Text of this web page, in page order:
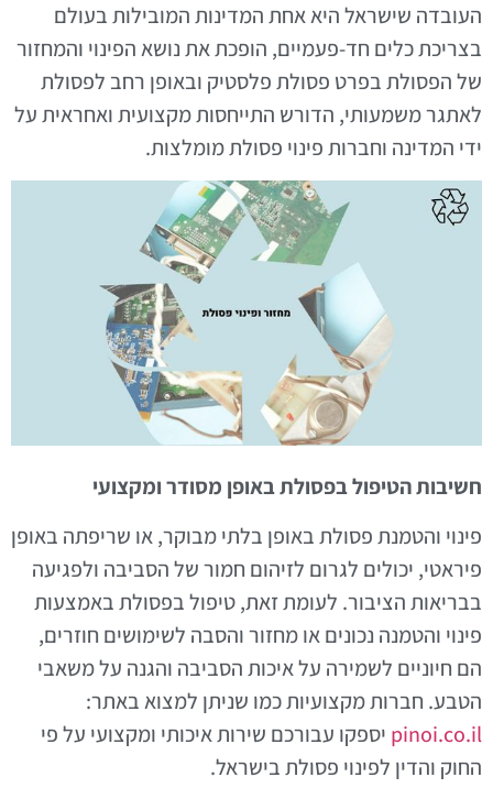
העובדה שישראל היא אחת המדינות המובילות בעולם
בצריכת כלים חד-פעמיים, הופכת את נושא הפינוי והמחזור
של הפסולת בפרט פסולת פלסטיק ובאופן רחב לפסולת
לאתגר משמעותי, הדורש התייחסות מקצועית ואחראית על
ידי המדינה וחברות פינוי פסולת מומלצות.
חשיבות הטיפול בפסולת באופן מסודר ומקצועי
פינוי והטמנת פסולת באופן בלתי מבוקר, או שריפתה באופן
פיראטי, יכולים לגרום לזיהום חמור של הסביבה ולפגיעה
בבריאות הציבור. לעומת זאת, טיפול בפסולת באמצעות
פינוי והטמנה נכונים או מחזור והסבה לשימושים חוזרים,
הם חיוניים לשמירה על איכות הסביבה והגנה על משאבי
הטבע. חברות מקצועיות כמו שניתן למצוא באתר:
pinoi.co.il יספקו עבורכם שירות איכותי ומקצועי על פי
החוק והדין לפינוי פסולת בישראל.